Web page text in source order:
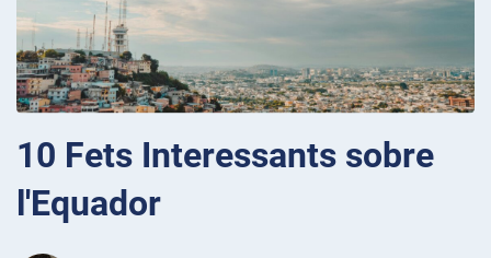
10 Fets Interessants sobre
l'Equador